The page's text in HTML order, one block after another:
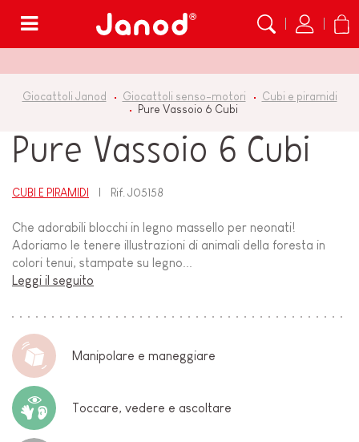
Giocattoli Janod Giocattoli senso-motori
Cubi e piramidi
Pure Vassoio 6 Cubi
Pure Vassoio 6 Cubi
CUBI E PIRAMIDI Rif.J05158
Che adorabili blocchi in legno massello per neonati!
Adoriamo le tenere illustrazioni di animali della foresta in
colori tenui, stampate su legno...
Leggi il seguito
Manipolare e maneggiare
Toccare, vedere e ascoltare